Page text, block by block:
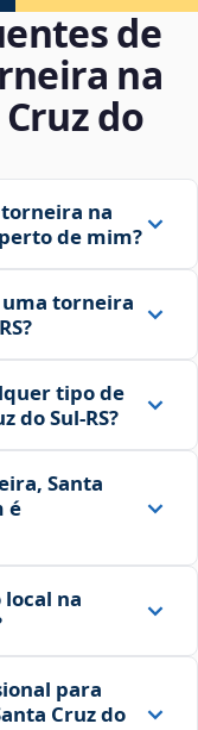
de
na
do
na
de mim?
uma torneira
tipo de
Sul‑RS?
Santa
é
na
para
Cruz do